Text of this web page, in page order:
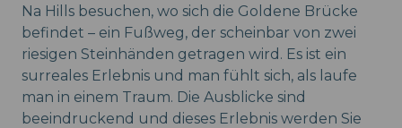
Na Hills besuchen, wo sich die Goldene Brücke
befindet – ein Fußweg, der scheinbar von zwei
riesigen Steinhänden getragen wird. Es ist ein
surreales Erlebnis und man fühlt sich, als laufe
man in einem Traum. Die Ausblicke sind
beeindruckend und dieses Erlebnis werden Sie